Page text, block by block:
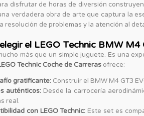
disfrutar de horas de diversión
verdadera obra de arte que captura la
resolución de problemas y la atención al
el LEGO Technic BMW M4
más que un simple juguete. Es una
Technic Coche de Carreras ofrece:
gratificante: Construir el BMW M4 GT3
auténticos: Desde la carrocería
real.
con LEGO Technic: Este set es